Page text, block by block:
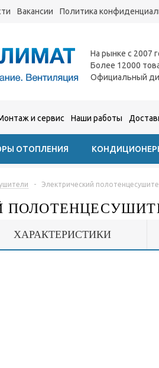
Вакансии Политика
На рынке с 2007
Более 12000
Официальный
и сервис Наши работы
ОТОПЛЕНИЯ
- Электрический
ХАРАКТЕРИСТИКИ